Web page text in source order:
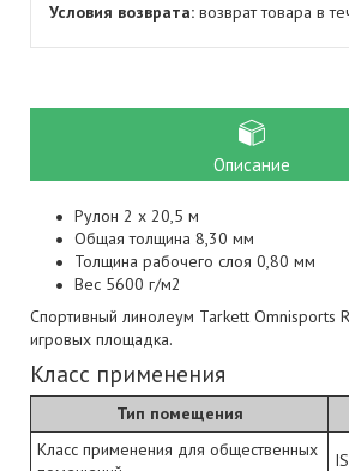
возврат товара в
Описание
Рулон 2 x 20,5 м
Общая толщина 8,30 мм
Толщина рабочего слоя 0,80 мм
Вес 5600 г/м2
Спортивный линолеум Tarkett Omnisports
игровых площадка.
Класс применения
Тип помещения
Класс применения для общественных